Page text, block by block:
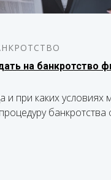
на банкротство
и при каких условиях
банкротства